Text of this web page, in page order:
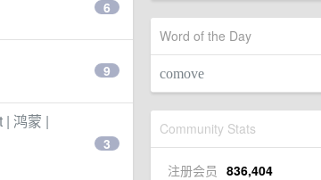
Word of the Day
comove
Community Stats
注册会员 836,404
6
9
| 鸿蒙 |
3